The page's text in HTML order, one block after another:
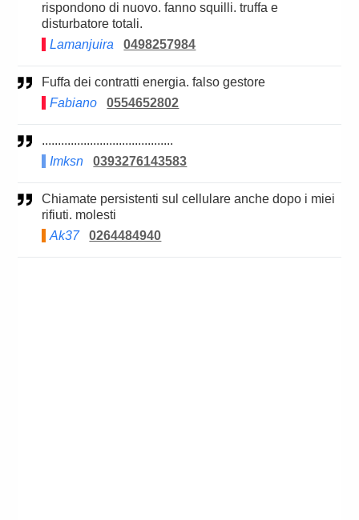
rispondono di nuovo. fanno squilli. truffa e
disturbatore totali.
Lamanjuira
0498257984
Fuffa dei contratti energia. falso gestore
Fabiano
0554652802
.........................................
Imksn
0393276143583
Chiamate persistenti sul cellulare anche dopo i miei
rifiuti. molesti
Ak37
0264484940